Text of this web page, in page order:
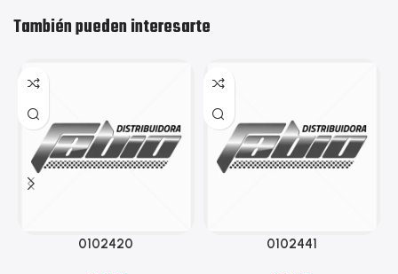
También pueden interesarte
0102420 0102441